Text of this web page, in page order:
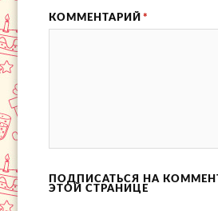
КОММЕНТАРИЙ *
ПОДПИСАТЬСЯ НА
ЭТОЙ СТРАНИЦЕ